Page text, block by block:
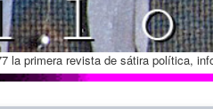
la primera revista de sátira política,